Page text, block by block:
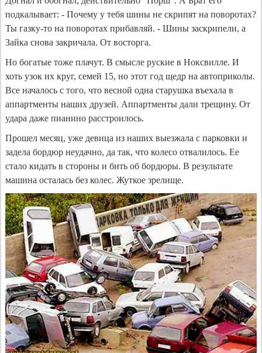
подкалывает: - Почему у тебя шины не скрипят на поворотах?
Ты газку-то на поворотах прибавляй. - Шины заскрипели, а
Зайка снова закричала. От восторга.
Но богатые тоже плачут. В смысле руские в Ноксвилле. И
хоть узок их круг, семей 15, но этот год щедр на автоприколы.
Все началось с того, что весной одна старушка въехала в
аппартменты наших друзей. Аппартменты дали трещину. От
удара даже пианино расстроилось.
Прошел месяц, уже девица из наших выезжала с парковки и
задела бордюр неудачно, да так, что колесо отвалилось. Ее
стало кидать в стороны и бить об бордюры. В результате
машина осталась без колес. Жуткое зрелище.